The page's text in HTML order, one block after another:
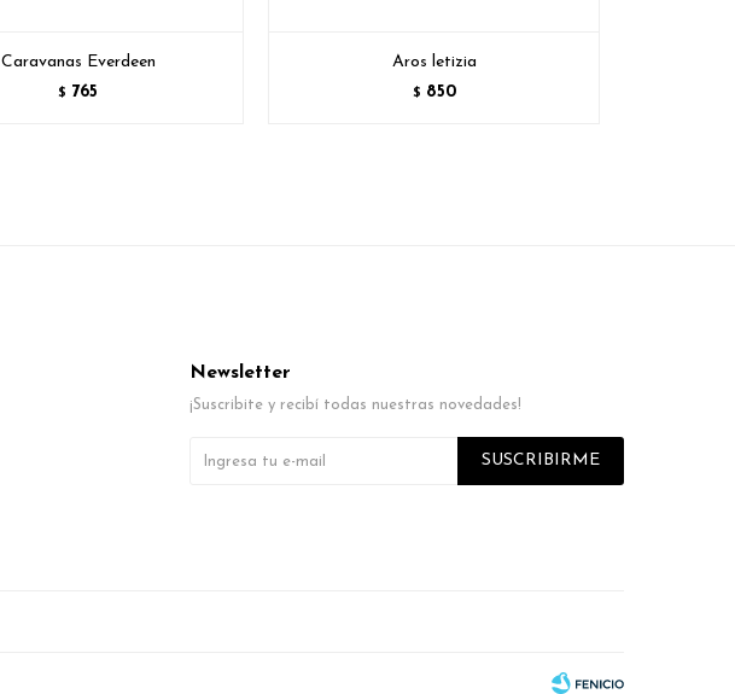
Caravanas Everdeen
$ 765
Aros letizia
$ 850
Newsletter
¡Suscribite y recibí todas nuestras novedades!
SUSCRIBIRME